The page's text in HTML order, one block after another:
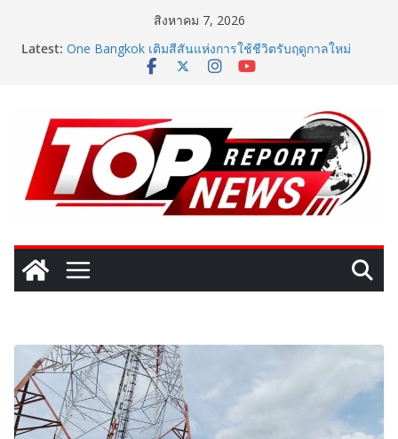
สิงหาคม 7, 2026
Latest: One Bangkok เติมสีสันแห่งการใช้ชีวิตรับฤดูกาลใหม่
ผ่านแคมเปญ “One Bangkok Palette of the New
ททท. จับมือ TransNusa Airline – Traveloka ยกระดับการ
เชื่อมโยงไทย–อินโดนีเซีย ดันไทยสู่จุดหมายปลายทาง
คุณภาพ เชื่อม Asean Tourism และ Muslim-Friendly
Destination
ททท. สำนักงานมุมไบ เดินหน้ากลยุทธ์ Partnership 360°
ผนึก Team Thailand รุกตลาดอินเดียใต้–ศรีลังกา มุ่งยก
การเดินทางของนักท่องเที่ยวในช่วงครึ่งปีหลัง 2569
เปิดตัวเทคโนโลยีเพื่อเด็ก LD ในงาน NCPD 2026 “ทอง
ก้อนใหญ่” ชูนวัตกรรมช่วยงานแพทย์และนักฟื้นฟู
SME D Bank ผนึกกำลัง สถาบันอาหาร เปิดตัว